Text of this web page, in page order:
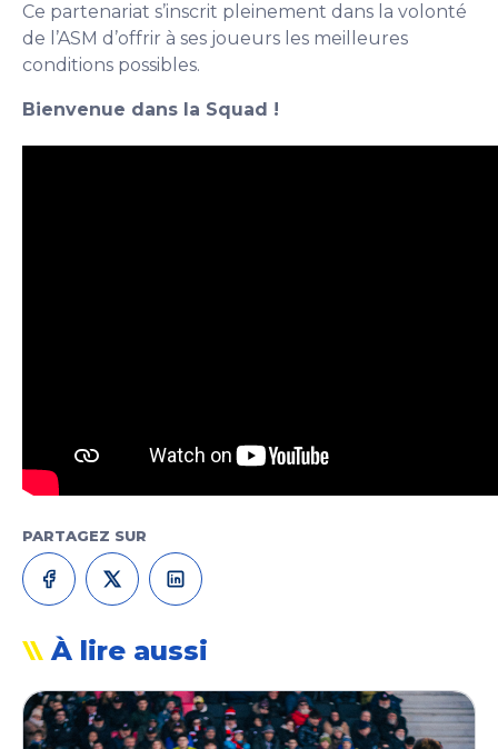
PARTAGEZ SUR
Ce partenariat s’inscrit pleinement dans la volonté
de l’ASM d’offrir à ses joueurs les meilleures
conditions possibles.
Bienvenue dans la Squad !
À lire aussi